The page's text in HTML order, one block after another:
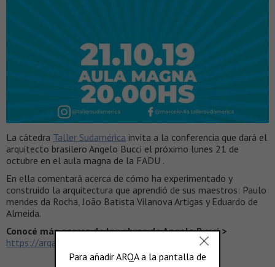
La cátedra Taller Sudamérica invita a la conferencia que dará el
arquitecto brasilero Angelo Bucci el próximo lunes 21 de
octubre en el aula magna de la FADU .
En ella comentará acerca de cómo ha experimentado y
construido la arquitectura que aprendió de sus maestros: Paulo
mendes da Rocha, João Batista Vilanova Artigas y Eduardo de
Almeida.
Conocé más acerca de las obras de Angelo Bucci >
https://arqa.com/autores/angelo-bucci